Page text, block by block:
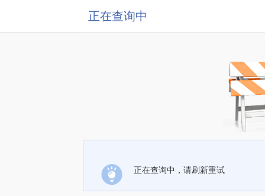
正在查询中
正在查询中，请刷新重试